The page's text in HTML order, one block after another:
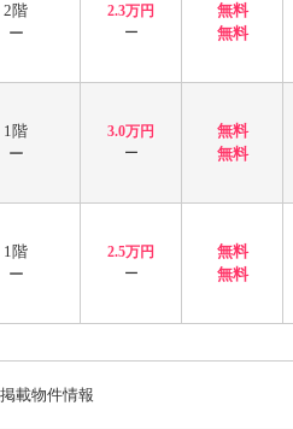
2階
ー
2.3万円
ー
無料
無料
1階
ー
3.0万円
ー
無料
無料
1階
ー
2.5万円
ー
無料
無料
載物件情報